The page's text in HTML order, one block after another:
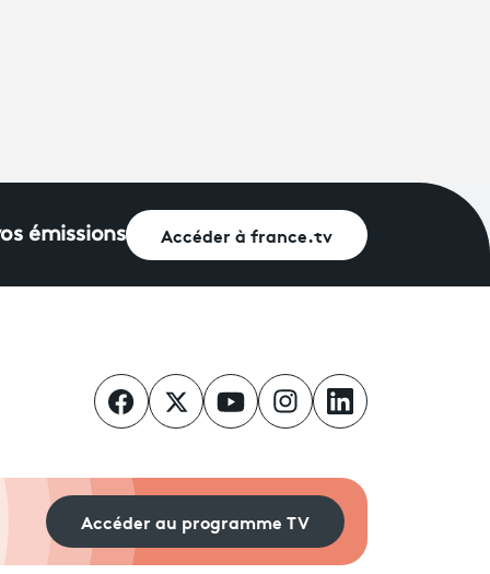
émissions Accéder à france.tv
Accéder au programme TV